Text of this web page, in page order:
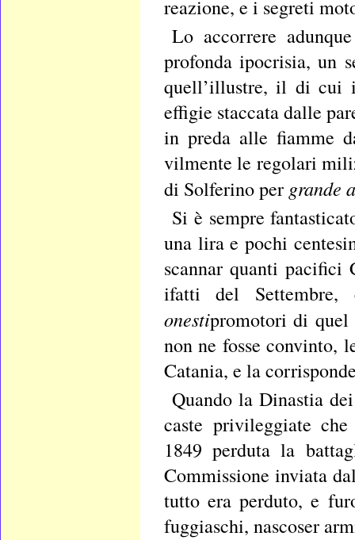
reazione, e i segreti
Lo accorrere
profonda ipocrisia, un
quell’illustre, il di cui
effigie staccata dalle
in preda alle fiamme
vilmente le regolari
di Solferino per grande
Si è sempre
una lira e pochi
scannar quanti pacifici
ifatti del
onestipromotori di quel
non ne fosse convinto,
Catania, e la
Quando la Dinastia
caste privileggiate
1849 perduta la
Commissione inviata
tutto era perduto, e
fuggiaschi, nascoser